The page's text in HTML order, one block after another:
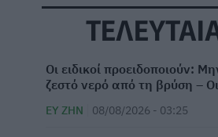
Οι ειδικοί προειδοποιούν:
ζεστό νερό από τη βρύση – Οι
ΕΥ ΖΗΝ 08/08/2026 - 03:25